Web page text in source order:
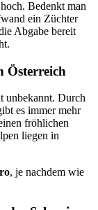
Bedenkt man
ein Züchter
Abgabe bereit
Österreich
unbekannt. Durch
es immer mehr
fröhlichen
liegen in
, je nachdem wie